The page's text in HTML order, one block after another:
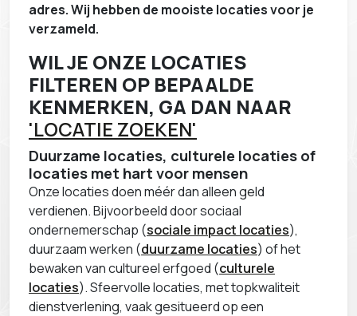
adres. Wij hebben de mooiste locaties voor je
verzameld.
WIL JE ONZE LOCATIES
FILTEREN OP BEPAALDE
KENMERKEN, GA DAN NAAR
'LOCATIE ZOEKEN'
Duurzame locaties, culturele locaties of
locaties met hart voor mensen
Onze locaties doen méér dan alleen geld
verdienen. Bijvoorbeeld door sociaal
ondernemerschap (sociale impact locaties),
duurzaam werken (duurzame locaties) of het
bewaken van cultureel erfgoed (culturele
locaties). Sfeervolle locaties, met topkwaliteit
dienstverlening, vaak gesitueerd op een